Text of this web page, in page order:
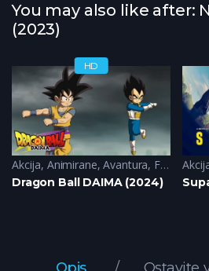
You may also like after:
(2023)
HD
Akcija, Animirane,Avantura, Fantazija ,
Dragon Ball DAIMA (2024)
Opis Ostavite